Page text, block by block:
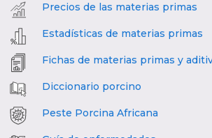
Precios de las materias primas
Estadísticas de materias primas
Fichas de materias primas y
Diccionario porcino
Peste Porcina Africana